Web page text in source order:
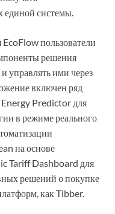
единой системы.
пользователи
решения
управлять ими через
включен ряд
Predictor для
в режиме реального
на основе
Tariff Dashboard для
решений о покупке
как Tibber.